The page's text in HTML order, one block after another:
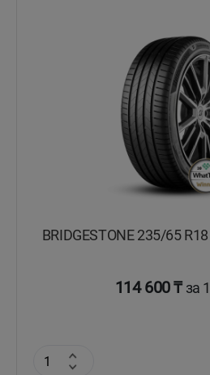
BRIDGESTONE 235/65
114 600 ₸ за